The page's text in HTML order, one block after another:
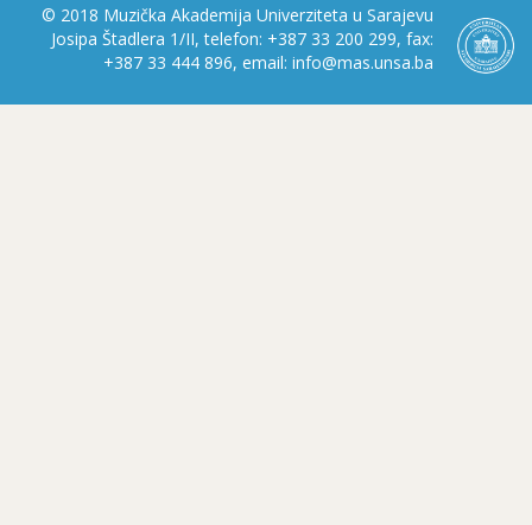
© 2018 Muzička Akademija Univerziteta u Sarajevu
Josipa Štadlera 1/II, telefon: +387 33 200 299, fax:
+387 33 444 896, email: info@mas.unsa.ba